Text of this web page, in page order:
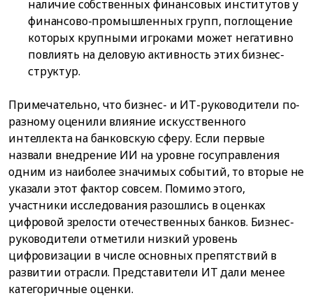
наличие собственных финансовых институтов у
финансово-промышленных групп, поглощение
которых крупными игроками может негативно
повлиять на деловую активность этих бизнес-
структур.
Примечательно, что бизнес- и ИТ-руководители по-
разному оценили влияние искусственного
интеллекта на банковскую сферу. Если первые
назвали внедрение ИИ на уровне госуправления
одним из наиболее значимых событий, то вторые не
указали этот фактор совсем. Помимо этого,
участники исследования разошлись в оценках
цифровой зрелости отечественных банков. Бизнес-
руководители отметили низкий уровень
цифровизации в числе основных препятствий в
развитии отрасли. Представители ИТ дали менее
категоричные оценки.